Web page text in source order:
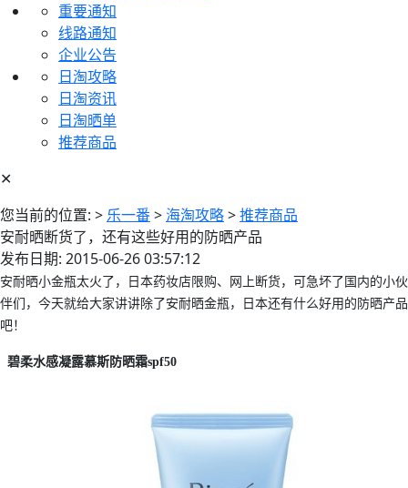
重要通知
线路通知
企业公告
日淘攻略
日淘资讯
日淘晒单
推荐商品
✕
您当前的位置: > 乐一番> 海淘攻略>推荐商品
安耐晒断货了，还有这些好用的防晒产品
发布日期: 2015-06-26 03:57:12
安耐晒小金瓶太火了，日本药妆店限购、网上断货，可急坏了国内的小伙
伴们，今天就给大家讲讲除了安耐晒金瓶，日本还有什么好用的防晒产品
吧！
碧柔水感凝露慕斯防晒霜spf50